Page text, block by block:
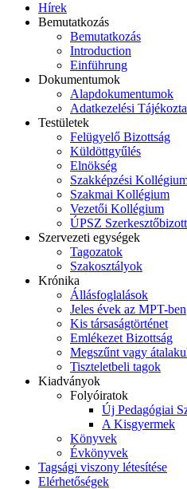
Hírek
Bemutatkozás
Bemutatkozás
Introduction
Einführung
Dokumentumok
Alapdokumentumok
Adatkezelési
Testületek
Felügyelő Bizottság
Küldöttgyűlés
Elnökség
Szakképzési
Szakmai Kollégium
Vezetői Kollégium
ÚPSZ
Szervezeti egységek
Tagozatok
Szakosztályok
Krónika
Állásfoglalások
Jeles évek az MPT-ben
Kis társaságtörténet
Emlékezet Bizottság
Megszűnt vagy
Tiszteletbeli tagok
Kiadványok
Folyóiratok
Új Pedagógiai
A Kisgyermek
Könyvek
Évkönyvek
Tagsági viszony létesítése
Elérhetőségek